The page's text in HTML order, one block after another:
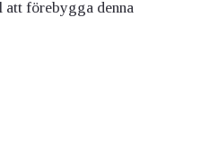
förebygga denna